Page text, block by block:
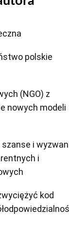
polskie
(NGO) z
nowych modeli
i
i
kod